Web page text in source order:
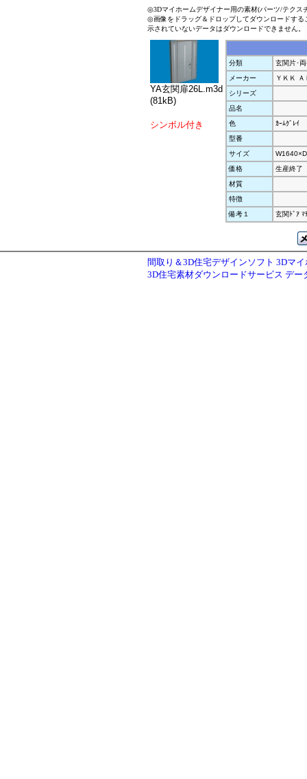
◎3Dマイホームデザイナー用の素材(パーツ/テクス
◎画像をドラッグ＆ドロップしてダウンロードす
示されていないデータはダウンロードできません。
YA玄関扉26L.m3d
(81kB)
シンボル付き
分類
玄関片･
メーカー
ＹＫＫ Ａ
シリーズ
品名
色
ｶｰﾑｸﾞﾚｲ
型番
サイズ
価格
生産終了
材質
特徴
備考１
玄関ﾄﾞｱ ﾏ
間取り＆3D住宅デザインソフト 3Dマ
3D住宅素材ダウンロードサービス デー